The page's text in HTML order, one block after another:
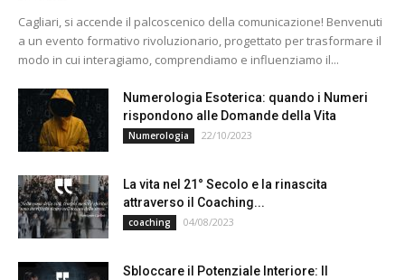
Cagliari, si accende il palcoscenico della comunicazione! Benvenuti
a un evento formativo rivoluzionario, progettato per trasformare il
modo in cui interagiamo, comprendiamo e influenziamo il...
Numerologia Esoterica: quando i Numeri
rispondono alle Domande della Vita
Numerologia 22/10/2023
La vita nel 21° Secolo e la rinascita
attraverso il Coaching...
coaching 04/08/2023
Sbloccare il Potenziale Interiore: Il